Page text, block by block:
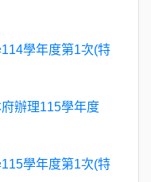
學年度第1次(特
辦理115學年度
學年度第1次(特